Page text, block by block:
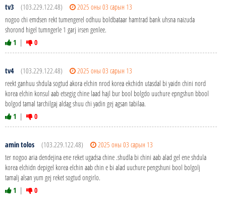
tv3 (103.229.122.48)
2025 оны 03 сарын 13
nogoo chi emdsen rekt tumengerel odhuu boldbataar hamtrad bank uhsna naizuda
shorond higel tumngerle 1 garj irsen genlee.
1 | 0
tv4 (103.229.122.48)
2025 оны 03 сарын 13
reekt ganhuu shdula sogtud akora elchin nrod korea ekchidn utasdal bi yaidn chini nord
korea elchin konsul aab etsegig chine laad hajl bur bool bolgdo uuchure epngshun bbool
bolgod tamal tarchilgaj aldag shuu chi yadin gej agsan tabilaa.
1 | 0
amin tolos (103.229.122.48)
2025 оны 03 сарын 13
ter nogoo aria dendejina ene reket ugadsa chine .shudla bi chini aab alad gel ene shdula
korea elchidn depigel korea elchin aab chin e bi alad uuchure pengshuni bool bolgolj
tamalj alsan yum gej reket sogtud ongirlo.
1 | 0